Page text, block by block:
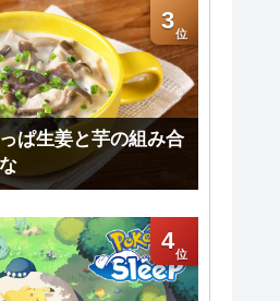
3
ぱ生姜と芋の組み合
4